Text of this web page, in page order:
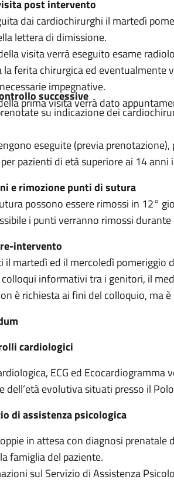
post intervento
dai cardiochirurghi il martedì
lettera di dimissione.
visita verrà eseguito esame
ferita chirurgica ed eventualmente
impegnative.
prima visita verrà dato
successive
su indicazione dei
eseguite (previa
pazienti di età superiore ai 14
e rimozione punti di sutura
possono essere rimossi in 12°
i punti verranno rimossi
intervento
il martedì ed il mercoledì pomeriggio
informativi tra i genitori, il
è richiesta ai fini del colloquio, ma
cardiologici
ECG ed
dell’età evolutiva situati presso il
di assistenza psicologica
in attesa con diagnosi
famiglia del paziente.
sul Servizio di Assistenza